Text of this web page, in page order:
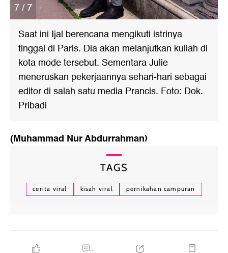
7 / 7
Saat ini Ijal berencana mengikuti istrinya
tinggal di Paris. Dia akan melanjutkan kuliah di
kota mode tersebut. Sementara Julie
meneruskan pekerjaannya sehari-hari sebagai
editor di salah satu media Prancis. Foto: Dok.
Pribadi
(Muhammad Nur Abdurrahman)
TAGS
cerita viral kisah viral pernikahan campuran
...